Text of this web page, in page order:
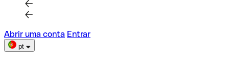
Abrir uma conta Entrar
pt